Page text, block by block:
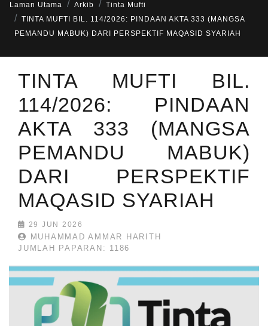
Laman Utama Arkib
Tinta Mufti
TINTA MUFTI BIL. 114/2026: PINDAAN AKTA 333 (MANGSA
PEMANDU MABUK) DARI PERSPEKTIF MAQASID SYARIAH
TINTA MUFTI BIL.
114/2026: PINDAAN
AKTA 333 (MANGSA
PEMANDU MABUK)
DARI PERSPEKTIF
MAQASID SYARIAH
29 JUN 2026
MUHAMMAD AMMAR HARITH
JUMLAH PAPARAN: 1186